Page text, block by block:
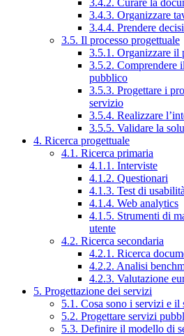
3.4.3. Organizzare
3.4.4. Prendere
3.5. Il processo progettuale
3.5.1. Organizzare il
3.5.2. Comprendere
pubblico
3.5.3. Progettare i
servizio
3.5.4. Realizzare
3.5.5. Validare la
4. Ricerca progettuale
4.1. Ricerca primaria
4.1.1. Interviste
4.1.2. Questionari
4.1.3. Test di usabilità
4.1.4. Web analytics
4.1.5. Strumenti di
utente
4.2. Ricerca secondaria
4.2.1. Ricerca
4.2.2. Analisi
4.2.3. Valutazione
5. Progettazione dei servizi
5.1. Cosa sono i servizi e il
5.2. Progettare servizi
5.3. Definire il modello di